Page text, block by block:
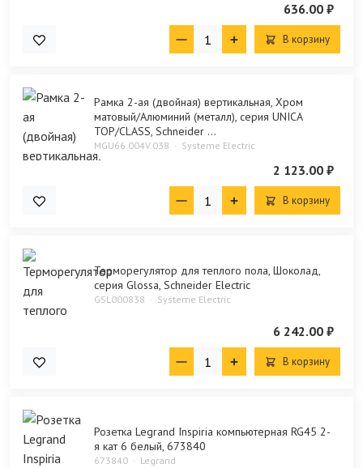
636.00 ₽
В корзину
Рамка 2-ая (двойная) вертикальная, Хром
матовый/Алюминий (металл), серия UNICA
TOP/CLASS, Schneider ...
MGU66.004V.038 Systeme Electric
2 123.00 ₽
В корзину
Терморегулятор для теплого пола, Шоколад,
серия Glossa, Schneider Electric
GSL000838 Systeme Electric
6 242.00 ₽
В корзину
Розетка Legrand Inspiria компьютерная RG45 2-
я кат 6 белый, 673840
673840 Legrand